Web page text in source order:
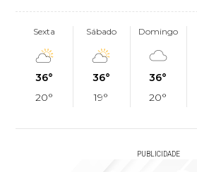
Sexta
36°
20°
Sábado
36°
19°
Domingo
36°
20°
PUBLICIDADE